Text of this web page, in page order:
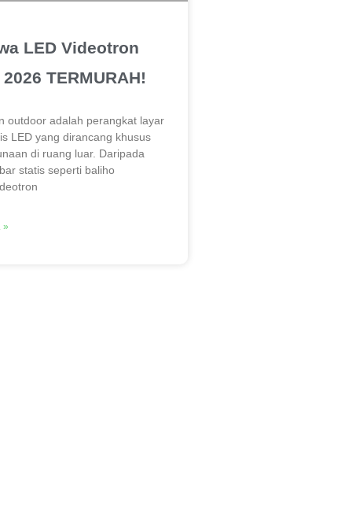
LED Videotron
TERMURAH!
outdoor adalah perangkat layar
LED yang dirancang khusus
di ruang luar. Daripada
statis seperti baliho
»